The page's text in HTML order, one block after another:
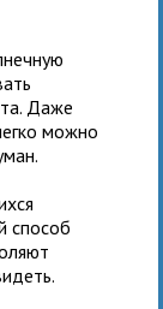
Даже
можно
способ